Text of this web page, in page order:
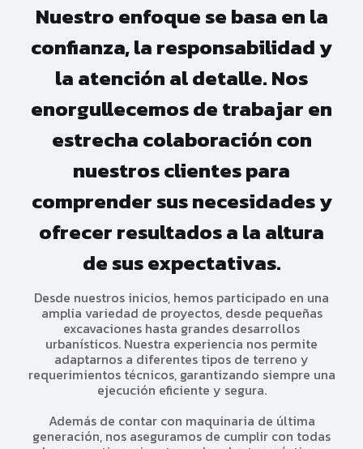
Nuestro enfoque se basa en la
confianza, la responsabilidad y
la atención al detalle. Nos
enorgullecemos de trabajar en
estrecha colaboración con
nuestros clientes para
comprender sus necesidades y
ofrecer resultados a la altura
de sus expectativas.
Desde nuestros inicios, hemos participado en una
amplia variedad de proyectos, desde pequeñas
excavaciones hasta grandes desarrollos
urbanísticos. Nuestra experiencia nos permite
adaptarnos a diferentes tipos de terreno y
requerimientos técnicos, garantizando siempre una
ejecución eficiente y segura.
Además de contar con maquinaria de última
generación, nos aseguramos de cumplir con todas